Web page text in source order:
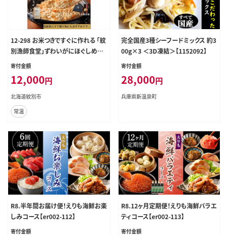
12-298 お米つきですぐに作れる 「紋
別漁師食堂」ずわいがにほぐしめし
｜ 北海道 グルメ ギフト 無添加 炊き
寄付金額
12,000円
北海道紋別市
常温
完全国産3種シーフードミックス 約3
00g×3 ＜3D凍結＞【1152092】
寄付金額
28,000円
兵庫県新温泉町
R8.半年間お届け便！えりも海鮮お楽
しみコース【er002-112】
寄付金額
R8.12ヶ月定期便！えりも海鮮バラエ
ティコース【er002-113】
寄付金額